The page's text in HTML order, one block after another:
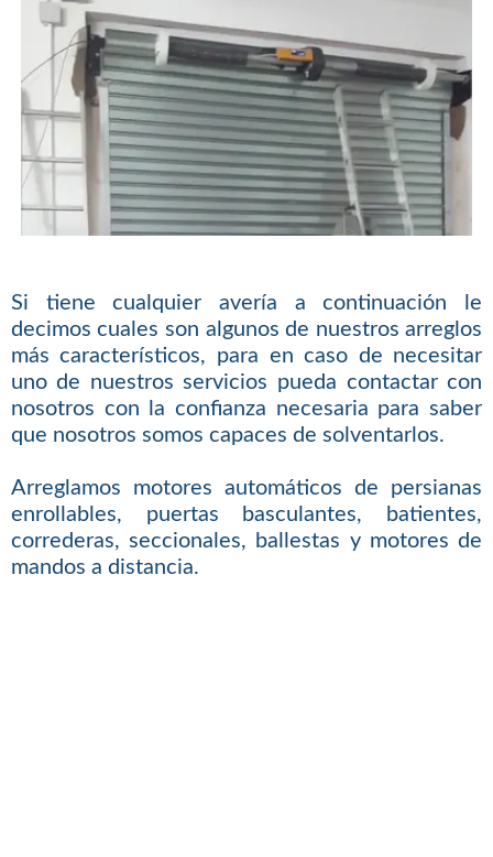
Si tiene cualquier avería a continuación le
decimos cuales son algunos de nuestros arreglos
más característicos, para en caso de necesitar
uno de nuestros servicios pueda contactar con
nosotros con la confianza necesaria para saber
que nosotros somos capaces de solventarlos.
Arreglamos motores automáticos de persianas
enrollables, puertas basculantes, batientes,
correderas, seccionales, ballestas y motores de
mandos a distancia.